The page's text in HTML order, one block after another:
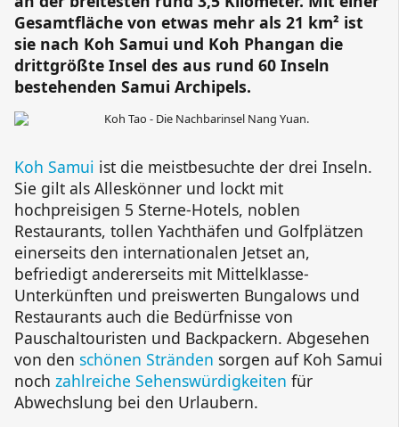
Gesamtfläche von etwas mehr als 21 km² ist
sie nach Koh Samui und Koh Phangan die
drittgrößte Insel des aus rund 60 Inseln
bestehenden Samui Archipels.
Koh Samui ist die meistbesuchte der drei Inseln.
Sie gilt als Alleskönner und lockt mit
hochpreisigen 5 Sterne-Hotels, noblen
Restaurants, tollen Yachthäfen und Golfplätzen
einerseits den internationalen Jetset an,
befriedigt andererseits mit Mittelklasse-
Unterkünften und preiswerten Bungalows und
Restaurants auch die Bedürfnisse von
Pauschaltouristen und Backpackern. Abgesehen
von den schönen Stränden sorgen auf Koh Samui
noch zahlreiche Sehenswürdigkeiten für
Abwechslung bei den Urlaubern.